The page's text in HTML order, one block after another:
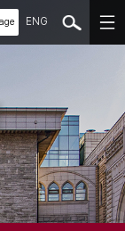
ENG